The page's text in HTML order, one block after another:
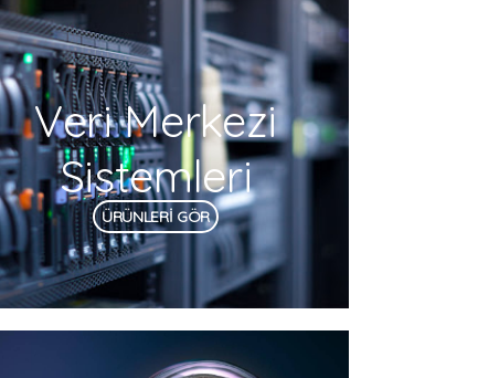
Veri Merkezi
Sistemleri
ÜRÜNLERİ GÖR